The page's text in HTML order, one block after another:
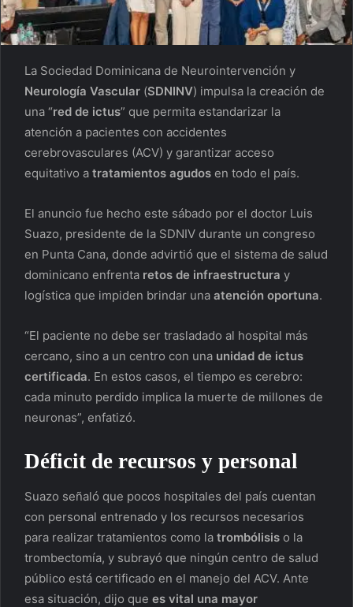
La Sociedad Dominicana de Neurointervención y
Neurología Vascular (SDNINV) impulsa la creación de
una “red de ictus” que permita estandarizar la
atención a pacientes con accidentes
cerebrovasculares (ACV) y garantizar acceso
equitativo a tratamientos agudos en todo el país.
El anuncio fue hecho este sábado por el doctor Luis
Suazo, presidente de la SDNIV durante un congreso
en Punta Cana, donde advirtió que el sistema de salud
dominicano enfrenta retos de infraestructura y
logística que impiden brindar una atención oportuna.
“El paciente no debe ser trasladado al hospital más
cercano, sino a un centro con una unidad de ictus
certificada. En estos casos, el tiempo es cerebro:
cada minuto perdido implica la muerte de millones de
neuronas”, enfatizó.
Déficit de recursos y personal
Suazo señaló que pocos hospitales del país cuentan
con personal entrenado y los recursos necesarios
para realizar tratamientos como la trombólisis o la
trombectomía, y subrayó que ningún centro de salud
público está certificado en el manejo del ACV. Ante
esa situación, dijo que es vital una mayor